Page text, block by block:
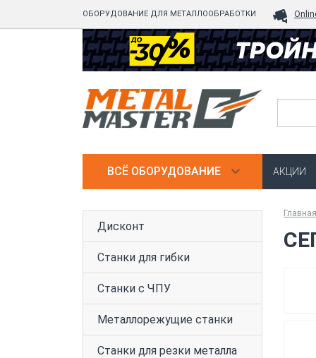
ОБОРУДОВАНИЕ ДЛЯ МЕТАЛЛООБРАБОТКИ
ВСЁ ОБОРУДОВАНИЕ АКЦИИ
Дисконт
Станки для гибки
Станки с ЧПУ
Металлорежущие станки
Станки для резки металла
Главная